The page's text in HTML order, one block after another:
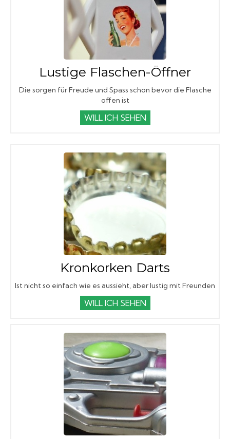
Lustige Flaschen-Öffner
Die sorgen für Freude und Spass schon bevor die Flasche
offen ist
WILL ICH SEHEN
Kronkorken Darts
Ist nicht so einfach wie es aussieht, aber lustig mit Freunden
WILL ICH SEHEN